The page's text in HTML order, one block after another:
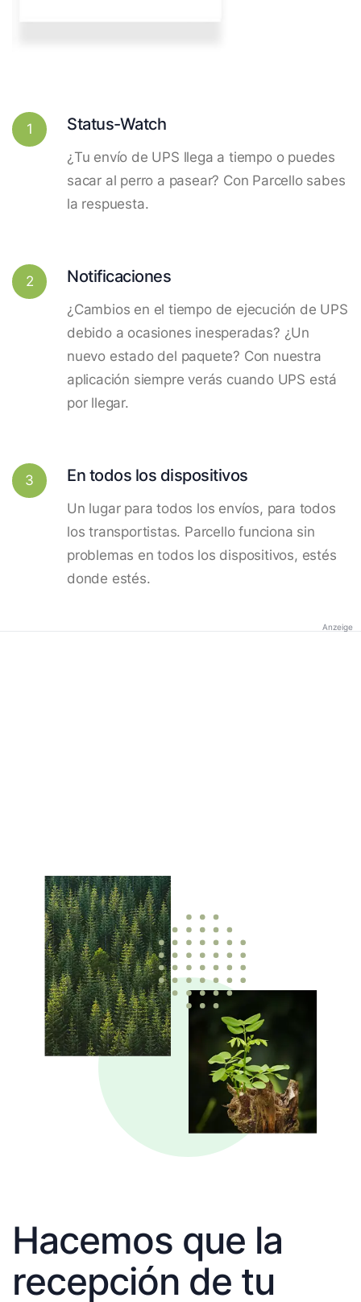
1 Status-Watch
¿Tu envío de UPS llega a tiempo o puedes
sacar al perro a pasear? Con Parcello sabes
la respuesta.
2 Notificaciones
¿Cambios en el tiempo de ejecución de UPS
debido a ocasiones inesperadas? ¿Un
nuevo estado del paquete? Con nuestra
aplicación siempre verás cuando UPS está
por llegar.
3 En todos los dispositivos
Un lugar para todos los envíos, para todos
los transportistas. Parcello funciona sin
problemas en todos los dispositivos, estés
donde estés.
Anzeige
Hacemos que la
recepción de tu